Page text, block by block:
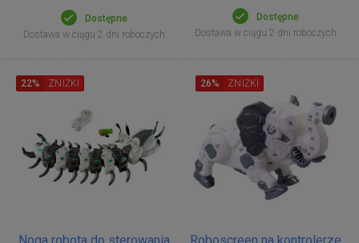
Dostępne
Dostawa w ciągu 2 dni roboczych
Dostępne
Dostawa w ciągu 2 dni roboczych
Noga robota do sterowania
22% ZNIŻKI
Roboscreen na kontrolerze
26% ZNIŻKI